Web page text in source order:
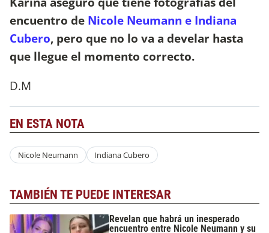
encuentro de Nicole Neumann e Indiana
Cubero, pero que no lo va a develar hasta
que llegue el momento correcto.
D.M
EN ESTA NOTA
Nicole Neumann Indiana Cubero
TAMBIÉN TE PUEDE INTERESAR
Revelan que habrá un inesperado
encuentro entre Nicole Neumann y su